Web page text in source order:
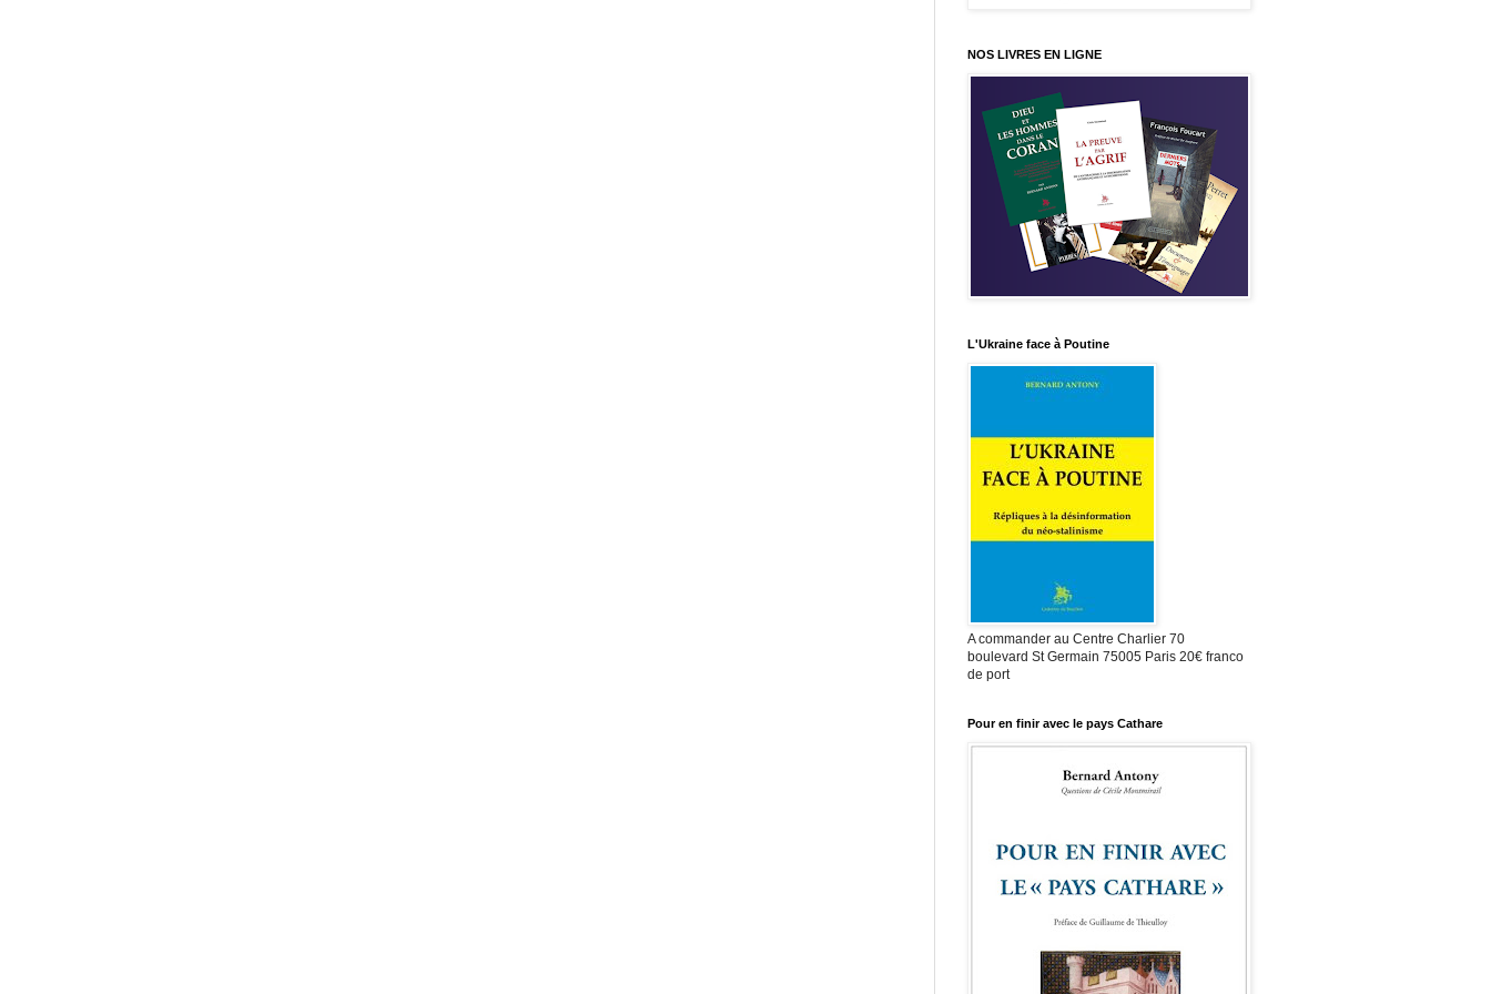
NOS LIVRES EN LIGNE
L'Ukraine face à Poutine
A commander au Centre Charlier 70
boulevard St Germain 75005 Paris 20€ franco
de port
Pour en finir avec le pays Cathare